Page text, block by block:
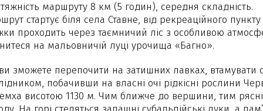
маршруту 8 км (5 годин), середня складність.
стартує біля села Ставне, від рекреаційного
проходить через таємничий ліс з особливою
на мальовничій луці урочища «Багно».
зможете перепочити на затишних лавках, втамувати
побачивши на власні очі рідкісні рослини
висотою 1130 м. Чим ближче до вершини, тим